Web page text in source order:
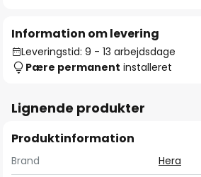
Information om levering
Leveringstid: 9 - 13 arbejdsdage
Pære permanent installeret
Lignende produkter
Produktinformation
Brand
Hera